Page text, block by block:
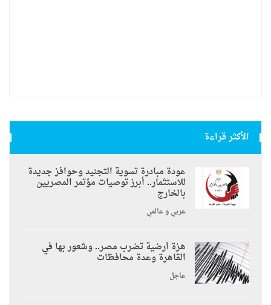
الأكثر قراءة
عودة مبادرة تسوية التجنيد وحوافز جديدة
للاستثمار.. أبرز توصيات مؤتمر المصريين
بالخارج
عربي و عالمي
هزة أرضية تضرب مصر.. وشعور بها في
القاهرة وعدة محافظات
عاجل